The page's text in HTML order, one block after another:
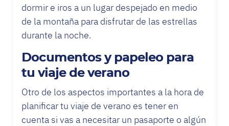
dormir e iros a un lugar despejado en medio
de la montaña para disfrutar de las estrellas
durante la noche.
Documentos y papeleo para
tu viaje de verano
Otro de los aspectos importantes a la hora de
planificar tu viaje de verano es tener en
cuenta si vas a necesitar un pasaporte o algún